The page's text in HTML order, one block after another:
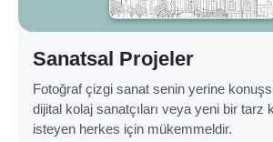
Sanatsal Projeler
Fotoğraf çizgi sanat senin yerine
dijital kolaj sanatçıları veya yeni bir tarz
isteyen herkes için mükemmeldir.